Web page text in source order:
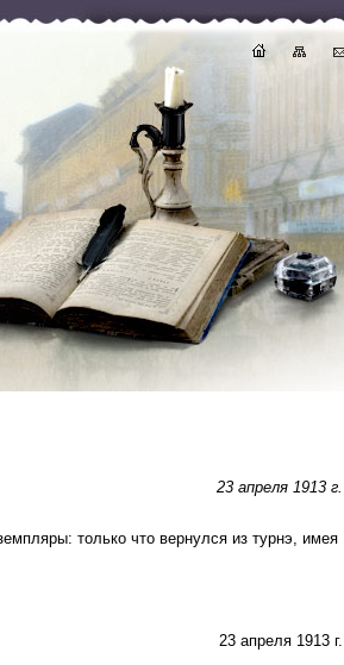
23 апреля 1913 г.
только что вернулся из турнэ, имея
23 апреля 1913 г.